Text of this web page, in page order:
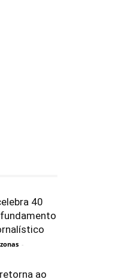
40
-
ao